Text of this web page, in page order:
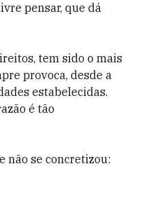
pensar, que dá
tem sido o mais
provoca, desde a
estabelecidas.
é tão
não se concretizou: